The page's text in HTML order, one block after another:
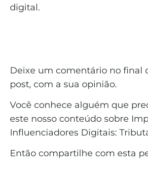
digital.
Deixe um comentário no final
post, com a sua opinião.
Você conhece alguém que
este nosso conteúdo sobre
Influenciadores Digitais:
Então compartilhe com esta